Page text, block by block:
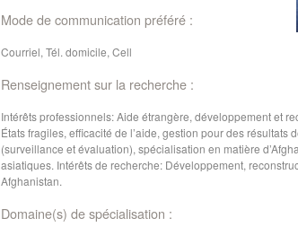
Mode de communication préféré :
Courriel, Tél. domicile, Cell
Renseignement sur la recherche :
Intérêts professionnels: Aide étrangère, développement et
États fragiles, efficacité de l’aide, gestion pour des résultats
(surveillance et évaluation), spécialisation en matière
asiatiques. Intérêts de recherche: Développement,
Afghanistan.
Domaine(s) de spécialisation :